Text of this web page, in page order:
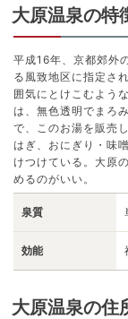
大原温泉の特
平成16年、京都郊外
る風致地区に指定さ
囲気にとけこむよう
は、無色透明でまろ
で、このお湯を販売
はぎ、おにぎり・味
けつけている。大原
めるのがいい。
泉質
効能
大原温泉の住